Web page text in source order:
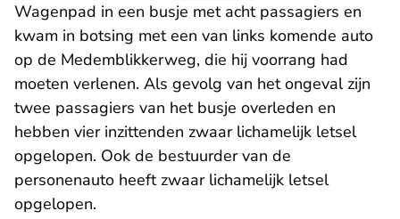
Wagenpad in een busje met acht passagiers en
kwam in botsing met een van links komende auto
op de Medemblikkerweg, die hij voorrang had
moeten verlenen. Als gevolg van het ongeval zijn
twee passagiers van het busje overleden en
hebben vier inzittenden zwaar lichamelijk letsel
opgelopen. Ook de bestuurder van de
personenauto heeft zwaar lichamelijk letsel
opgelopen.